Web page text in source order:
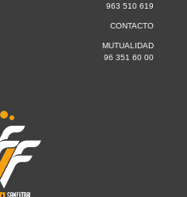
963 510 619
CONTACTO
MUTUALIDAD
96 351 60 00